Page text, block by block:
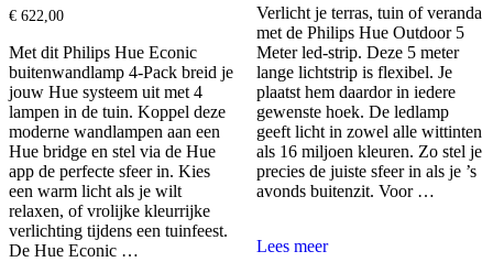
€ 622,00
Met dit Philips Hue Econic
buitenwandlamp 4-Pack breid je
jouw Hue systeem uit met 4
lampen in de tuin. Koppel deze
moderne wandlampen aan een
Hue bridge en stel via de Hue
app de perfecte sfeer in. Kies
een warm licht als je wilt
relaxen, of vrolijke kleurrijke
verlichting tijdens een tuinfeest.
De Hue Econic …
Verlicht je terras, tuin of veranda
met de Philips Hue Outdoor 5
Meter led-strip. Deze 5 meter
lange lichtstrip is flexibel. Je
plaatst hem daardor in iedere
gewenste hoek. De ledlamp
geeft licht in zowel alle wittinten
als 16 miljoen kleuren. Zo stel je
precies de juiste sfeer in als je ’s
avonds buitenzit. Voor …
Philips
Lees meer